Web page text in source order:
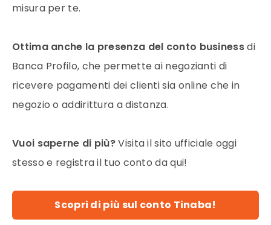
misura per te.
Ottima anche la presenza del conto businessdi
Banca Profilo, che permette ai negozianti di
ricevere pagamenti dei clienti sia online che in
negozio o addirittura a distanza.
Vuoi saperne di più?Visita il sito ufficiale oggi
stesso e registra il tuo conto da qui!
Scopri di più sul conto Tinaba!